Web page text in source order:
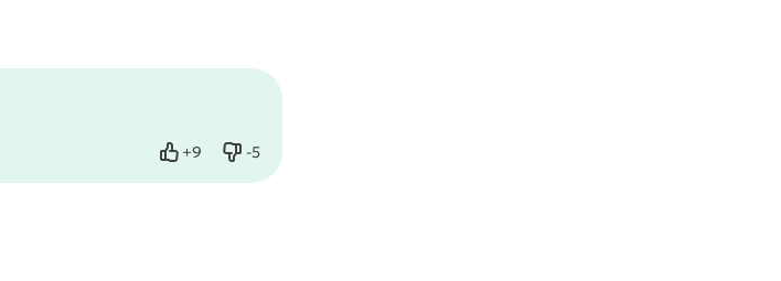
+9
Нравится -5
Не нравится